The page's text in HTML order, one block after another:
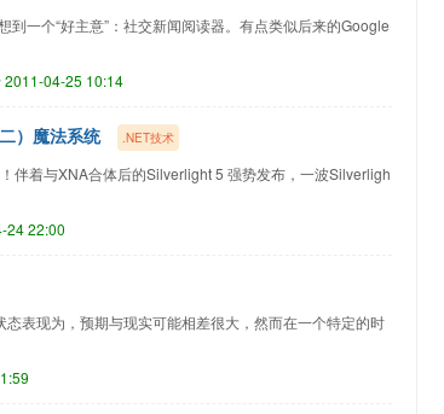
一个“好主意”：社交新闻阅读器。有点类似后来的Google
2011-04-25 10:14
）魔法系统 .NET技术
伴着与XNA合体后的Silverlight 5 强势发布，一波Silverligh
24 22:00
表现为，预期与现实可能相差很大，然而在一个特定的时